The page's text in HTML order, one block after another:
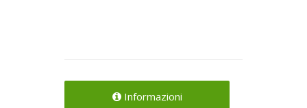
Informazioni